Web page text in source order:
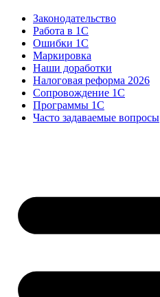
Законодательство
Работа в 1С
Ошибки 1С
Маркировка
Наши доработки
Налоговая реформа 2026
Сопровождение 1С
Программы 1С
Часто задаваемые вопросы